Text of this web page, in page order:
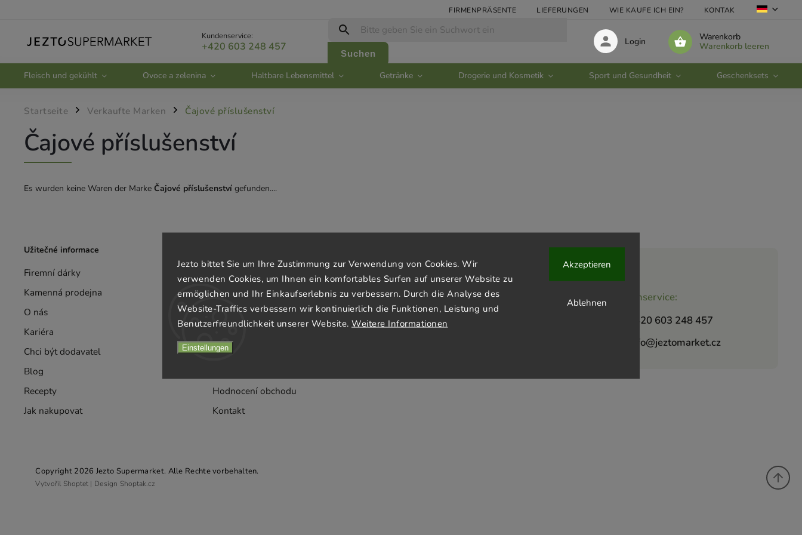
Jezto bittet Sie um Ihre Zustimmung zur Verwendung von Cookies. Wir
verwenden Cookies, um Ihnen ein komfortables Surfen auf unserer Website zu
ermöglichen und Ihr Einkaufserlebnis zu verbessern. Durch die Analyse des
Website-Traffics verbessern wir kontinuierlich die Funktionen, Leistung und
Benutzerfreundlichkeit unserer Website. Weitere Informationen
Einstellungen
Ablehnen
Akzeptieren
FIRMENPRÄSENTE LIEFERUNGEN WIE KAUFE ICH EIN? KONTAKTE
Kundenservice:
+420 603 248 457
Suchen
Warenkorb
Warenkorb leeren
Login
Fleisch und gekühlt Ovoce a zelenina Haltbare Lebensmittel Getränke Drogerie und Kosmetik Sport und Gesundheit Geschenksets
Startseite / Verkaufte Marken / Čajové příslušenství
Čajové příslušenství
Es wurden keine Waren der Marke Čajové příslušenství gefunden....
Kundenservice:
+420 603 248 457
info@jeztomarket.cz
Užitečné informace
Firemní dárky
Kamenná prodejna
O nás
Kariéra
Chci být dodavatel
Blog
Recepty
Jak nakupovat
Velkoobchod
Rozvozy
Taste
Allgemeine Geschäftsbedingungen
Datenschutz
Hodnocení obchodu
Kontakt
Jezto Supermarket Tým
Copyright 2026 Jezto Supermarket. Alle Rechte vorbehalten.
Vytvořil Shoptet | Design Shoptak.cz